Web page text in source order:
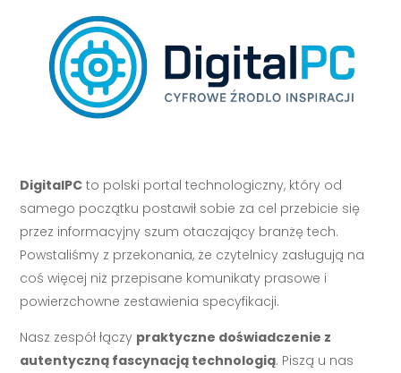
DigitalPC to polski portal technologiczny, który od
samego początku postawił sobie za cel przebicie się
przez informacyjny szum otaczający branżę tech.
Powstaliśmy z przekonania, że czytelnicy zasługują na
coś więcej niż przepisane komunikaty prasowe i
powierzchowne zestawienia specyfikacji.
Nasz zespół łączy praktyczne doświadczenie z
autentyczną fascynacją technologią. Piszą u nas